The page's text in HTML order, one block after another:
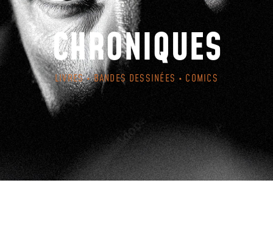
CHRONIQUES
LIVRES • BANDES DESSINÉES • COMICS